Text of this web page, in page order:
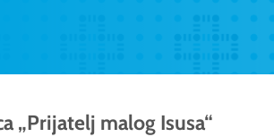
„Prijatelj malog Isusa“